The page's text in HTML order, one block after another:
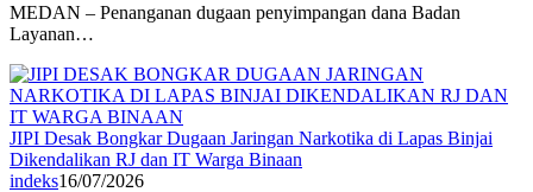
MEDAN – Penanganan dugaan penyimpangan dana Badan
Layanan…
JIPI Desak Bongkar Dugaan Jaringan Narkotika di Lapas Binjai
Dikendalikan RJ dan IT Warga Binaan
indeks16/07/2026